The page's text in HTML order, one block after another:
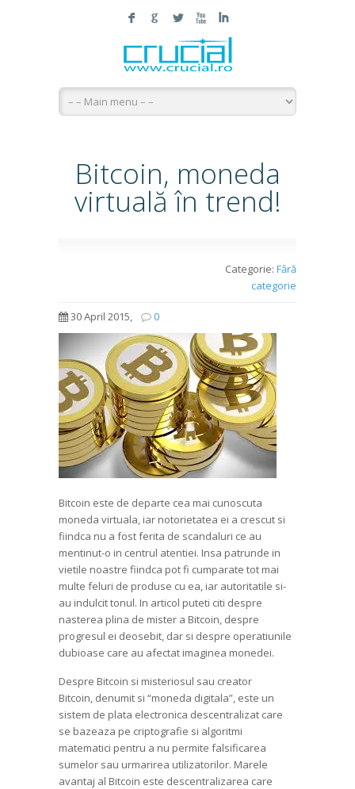
F G L X I
Bitcoin, moneda
virtuală în trend!
Categorie: Fără
categorie
30 April 2015, 0
Bitcoin este de departe cea mai cunoscuta
moneda virtuala, iar notorietatea ei a crescut si
fiindca nu a fost ferita de scandaluri ce au
mentinut-o in centrul atentiei. Insa patrunde in
vietile noastre fiindca pot fi cumparate tot mai
multe feluri de produse cu ea, iar autoritatile si-
au indulcit tonul. In articol puteti citi despre
nasterea plina de mister a Bitcoin, despre
progresul ei deosebit, dar si despre operatiunile
dubioase care au afectat imaginea monedei.
Despre Bitcoin si misteriosul sau creator
Bitcoin, denumit si “moneda digitala”, este un
sistem de plata electronica descentralizat care
se bazeaza pe criptografie si algoritmi
matematici pentru a nu permite falsificarea
sumelor sau urmarirea utilizatorilor. Marele
avantaj al Bitcoin este descentralizarea care